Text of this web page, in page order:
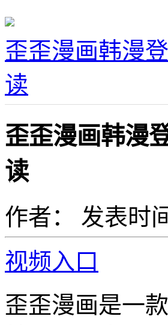
歪歪漫画韩漫
读
歪歪漫画韩漫
读
作者：
发表时
视频入口
歪歪漫画是一